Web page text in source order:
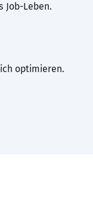
Job-Leben.
optimieren.